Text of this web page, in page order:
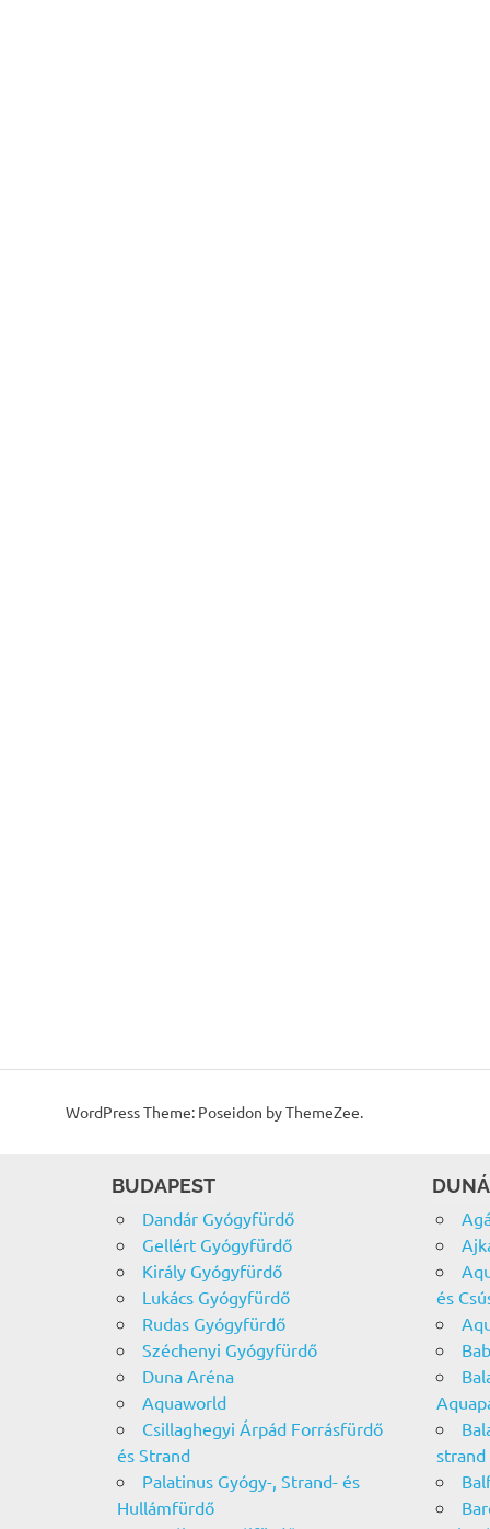
WordPress Theme: Poseidon by ThemeZee.
BUDAPEST
Dandár Gyógyfürdő
Gellért Gyógyfürdő
Király Gyógyfürdő
Lukács Gyógyfürdő
Rudas Gyógyfürdő
Széchenyi Gyógyfürdő
Duna Aréna
Aquaworld
Csillaghegyi Árpád Forrásfürdő
és Strand
Palatinus Gyógy-, Strand- és
Hullámfürdő
és
strand